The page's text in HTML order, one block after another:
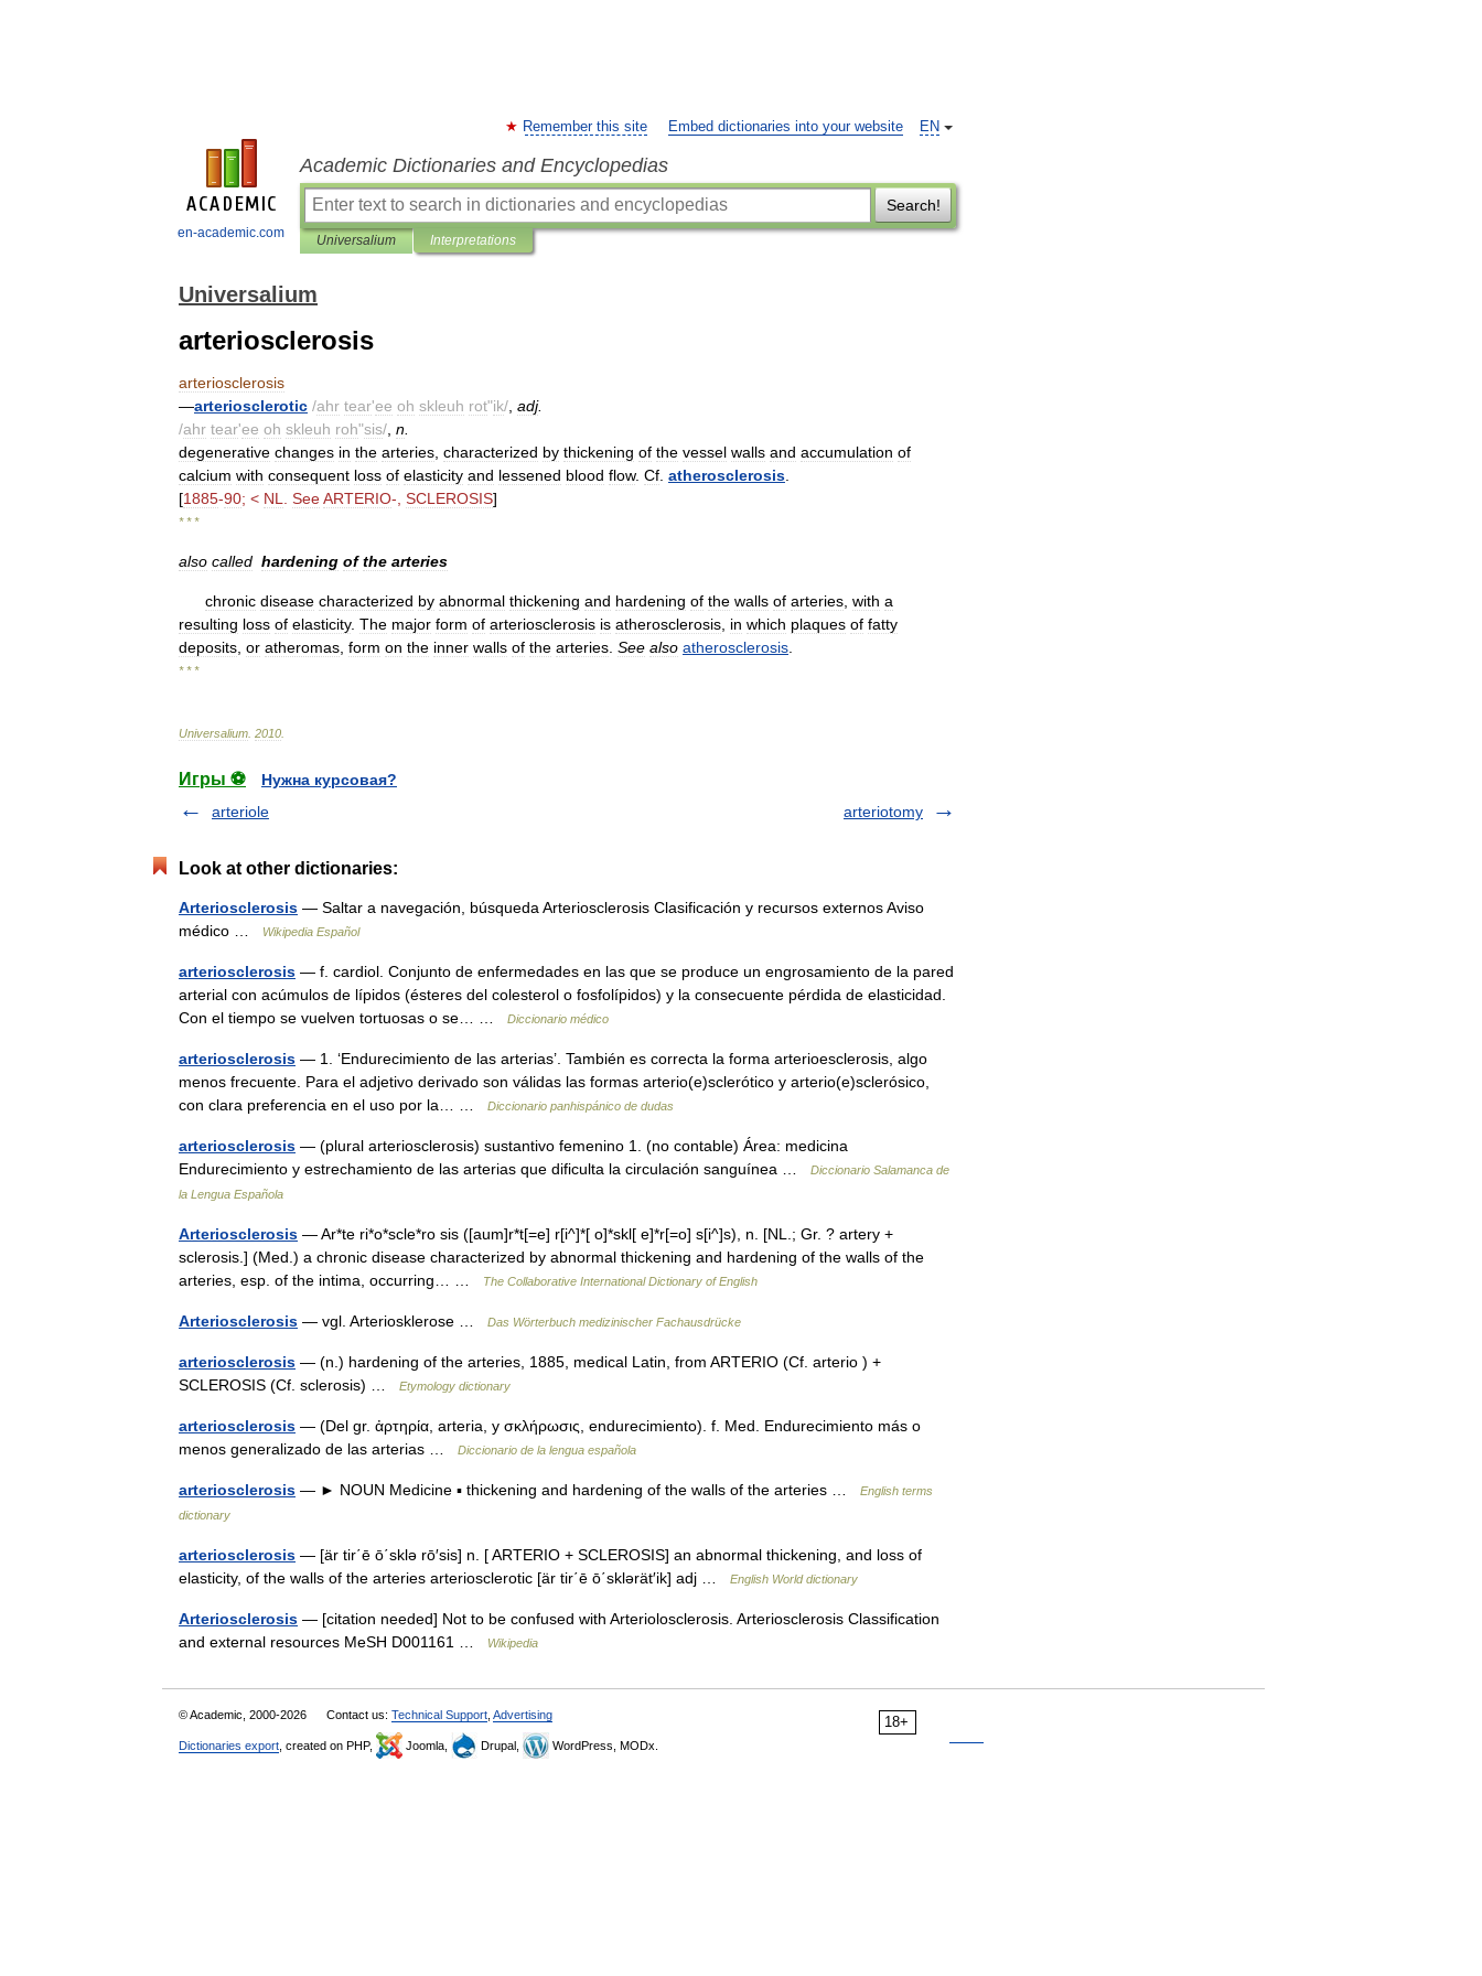
en-academic.com
EN
Remember this site Embed dictionaries into your website
Academic Dictionaries and Encyclopedias
Search!
Universalium Interpretations
Universalium
arteriosclerosis
arteriosclerosis
—arteriosclerotic /ahr tear'ee oh skleuh rot"ik/ adj.
/ahr tear'ee oh skleuh roh"sis/ n
degenerative changes in the arteries characterized by thickening of the vessel walls and accumulation of
calcium with consequent loss of elasticity and lessened blood flow. Cf atherosclerosis
[1885-90; < NL SeeARTERIO-, SCLEROSIS]
* * *
also called hardening of the arteries
chronic disease characterized by abnormal thickening and hardening of the walls of arteries with a
resulting loss of elasticity. The major form of arteriosclerosis is atherosclerosis in which plaques of fatty
deposits or atheromas form on the inner walls of the arteries See also atherosclerosis
* * *
Universalium 2010
Игры ⚽
Нужна курсовая?
arteriole
arteriotomy
Look at other dictionaries:
Arteriosclerosis — Saltar a navegación, búsqueda Arteriosclerosis Clasificación y recursos externos Aviso
médico …
Wikipedia Español
arteriosclerosis — f. cardiol. Conjunto de enfermedades en las que se produce un engrosamiento de la pared
arterial con acúmulos de lípidos (ésteres del colesterol o fosfolípidos) y la consecuente pérdida de elasticidad.
Con el tiempo se vuelven tortuosas o se… …
Diccionario médico
arteriosclerosis — 1. ‘Endurecimiento de las arterias’. También es correcta la forma arterioesclerosis, algo
menos frecuente. Para el adjetivo derivado son válidas las formas arterio(e)sclerótico y arterio(e)sclerósico,
con clara preferencia en el uso por la… …
Diccionario panhispánico de dudas
arteriosclerosis — (plural arteriosclerosis) sustantivo femenino 1. (no contable) Área: medicina
Endurecimiento y estrechamiento de las arterias que dificulta la circulación sanguínea …
Diccionario Salamanca de
la Lengua Española
Arteriosclerosis — Ar*te ri*o*scle*ro sis ([aum]r*t[=e] r[i^]*[ o]*skl[ e]*r[=o] s[i^]s), n. [NL.; Gr. ? artery +
sclerosis.] (Med.) a chronic disease characterized by abnormal thickening and hardening of the walls of the
arteries, esp. of the intima, occurring… …
The Collaborative International Dictionary of English
Arteriosclerosis — vgl. Arteriosklerose … Das Wörterbuch medizinischer Fachausdrücke
arteriosclerosis — (n.) hardening of the arteries, 1885, medical Latin, from ARTERIO (Cf. arterio ) +
SCLEROSIS (Cf. sclerosis) …
Etymology dictionary
arteriosclerosis — (Del gr. ἀρτηρία, arteria, y σκλήρωσις, endurecimiento). f. Med. Endurecimiento más o
menos generalizado de las arterias …
Diccionario de la lengua española
arteriosclerosis — ► NOUN Medicine ▪ thickening and hardening of the walls of the arteries …
English terms
dictionary
arteriosclerosis — [är tir΄ē ō΄sklə rō′sis] n. [ ARTERIO + SCLEROSIS] an abnormal thickening, and loss of
elasticity, of the walls of the arteries arteriosclerotic [är tir΄ē ō΄sklərät′ik] adj …
English World dictionary
Arteriosclerosis — [citation needed] Not to be confused with Arteriolosclerosis. Arteriosclerosis Classification
and external resources MeSH D001161 …
Wikipedia
18+
© Academic, 2000-2026 Contact us: Technical Support Advertising
Dictionaries export , created on PHP, Joomla, Drupal, WordPress, MODx.